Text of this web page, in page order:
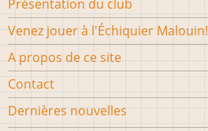
Présentation du club
Venez jouer à l'Échiquier Malouin!
A propos de ce site
Contact
Dernières nouvelles